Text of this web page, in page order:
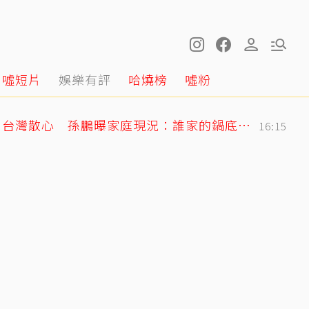
噓短片 娛樂有評 哈燒榜 噓粉
孫安佐出庭！狄鶯飛出台灣散心 孫鵬曝家庭現況：誰家的鍋底沒有灰塵 16:15